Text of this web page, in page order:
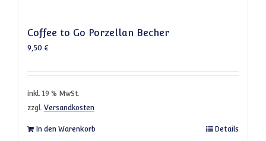
Coffee to Go Porzellan Becher
9,50 €
inkl. 19 % MwSt.
zzgl. Versandkosten
In den Warenkorb Details